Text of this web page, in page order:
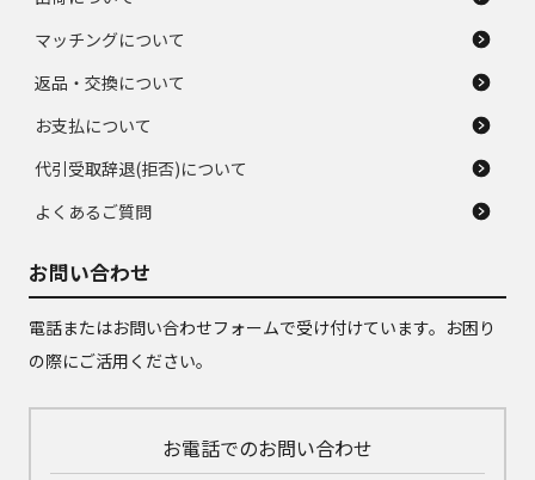
マッチングについて
返品・交換について
お支払について
代引受取辞退(拒否)について
よくあるご質問
お問い合わせ
電話またはお問い合わせフォームで受け付けています。お困り
の際にご活用ください。
お電話でのお問い合わせ